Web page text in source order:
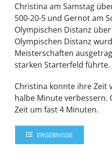
Christina am Samstag
500-20-5 und Gernot am
Olympischen Distanz
Olympischen Distanz
Meisterschaften
starken Starterfeld führte.
Christina konnte ihre Zeit
halbe Minute verbessern.
Zeit um fast 4 Minuten.
ERGEBNISSE